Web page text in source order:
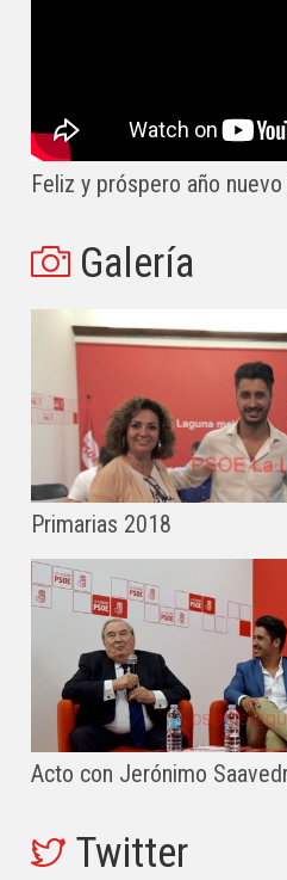
Feliz y próspero año
Galería
Primarias 2018
Acto con Jerónimo
Twitter